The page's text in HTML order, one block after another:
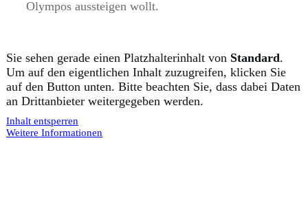
Olympos aussteigen wollt.
Sie sehen gerade einen Platzhalterinhalt von Standard.
Um auf den eigentlichen Inhalt zuzugreifen, klicken Sie
auf den Button unten. Bitte beachten Sie, dass dabei Daten
an Drittanbieter weitergegeben werden.
Inhalt entsperren
Weitere Informationen